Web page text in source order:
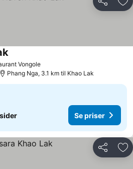
Del
Vongole
Phang Nga, 3.1 km til Khao Lak
Se priser
Del